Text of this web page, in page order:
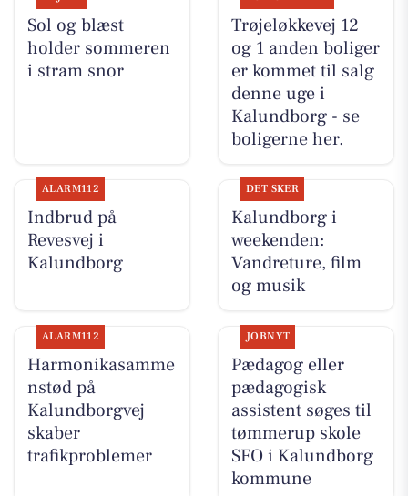
Sol og blæst
holder sommeren
i stram snor
Trøjeløkkevej 12
og 1 anden boliger
er kommet til salg
denne uge i
Kalundborg - se
boligerne her.
ALARM112
Indbrud på
Revesvej i
Kalundborg
DET SKER
Kalundborg i
weekenden:
Vandreture, film
og musik
ALARM112
Harmonikasamme
nstød på
Kalundborgvej
skaber
trafikproblemer
JOBNYT
Pædagog eller
pædagogisk
assistent søges til
tømmerup skole
SFO i Kalundborg
kommune